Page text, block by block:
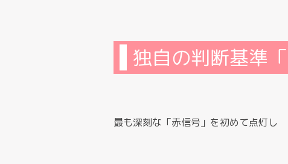
独自の判断基準「
最も深刻な「赤信号」を初めて点灯し